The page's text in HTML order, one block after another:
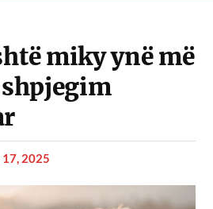
miky ynë më
17, 2025